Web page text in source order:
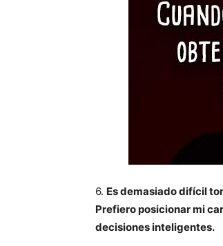
6. Es demasiado difícil
Prefiero posicionar mi
decisiones inteligentes.